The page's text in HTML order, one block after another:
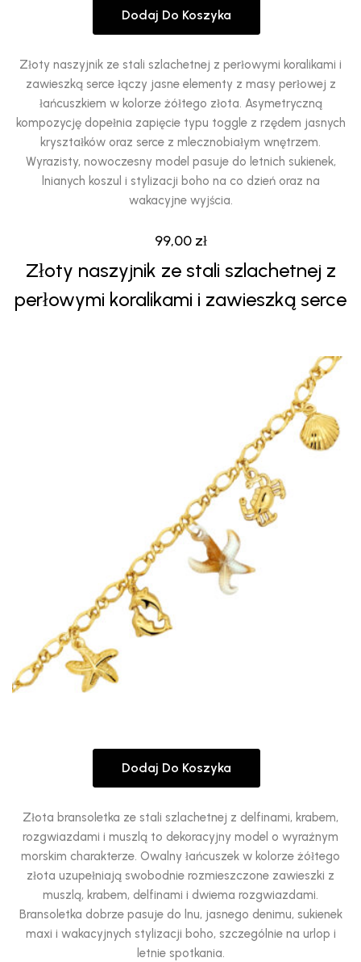
Złoty naszyjnik ze stali szlachetnej z
perłowymi koralikami i zawieszką serce
99,00 zł
Złoty naszyjnik ze stali szlachetnej z perłowymi koralikami i
zawieszką serce łączy jasne elementy z masy perłowej z
łańcuszkiem w kolorze żółtego złota. Asymetryczną
kompozycję dopełnia zapięcie typu toggle z rzędem jasnych
kryształków oraz serce z mlecznobiałym wnętrzem.
Wyrazisty, nowoczesny model pasuje do letnich sukienek,
lnianych koszul i stylizacji boho na co dzień oraz na
wakacyjne wyjścia.
Dodaj Do Koszyka
Złota bransoletka ze stali szlachetnej z delfinami, krabem,
rozgwiazdami i muszlą to dekoracyjny model o wyraźnym
morskim charakterze. Owalny łańcuszek w kolorze żółtego
złota uzupełniają swobodnie rozmieszczone zawieszki z
muszlą, krabem, delfinami i dwiema rozgwiazdami.
Bransoletka dobrze pasuje do lnu, jasnego denimu, sukienek
maxi i wakacyjnych stylizacji boho, szczególnie na urlop i
letnie spotkania.
Dodaj Do Koszyka